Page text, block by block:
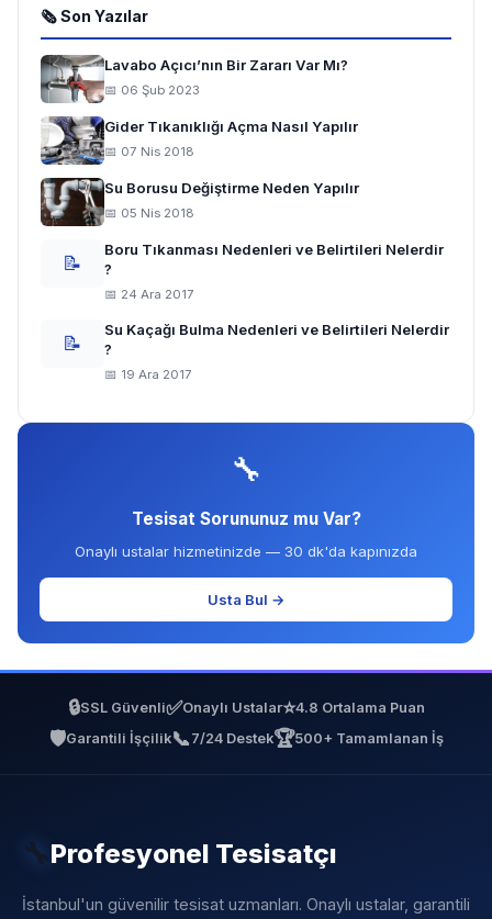
🗞 Son Yazılar
Lavabo Açıcı’nın Bir Zararı Var Mı?
📅 06 Şub 2023
Gider Tıkanıklığı Açma Nasıl Yapılır
📅 07 Nis 2018
Su Borusu Değiştirme Neden Yapılır
📅 05 Nis 2018
📝
Boru Tıkanması Nedenleri ve Belirtileri Nelerdir
?
📅 24 Ara 2017
📝
Su Kaçağı Bulma Nedenleri ve Belirtileri Nelerdir
?
📅 19 Ara 2017
🔧
Tesisat Sorununuz mu Var?
Onaylı ustalar hizmetinizde — 30 dk'da kapınızda
Usta Bul →
🔒SSL Güvenli✅Onaylı Ustalar⭐4.8 Ortalama Puan
🛡️Garantili İşçilik📞 7/24 Destek🏆500+ Tamamlanan İş
🔧Profesyonel Tesisatçı
İstanbul'un güvenilir tesisat uzmanları. Onaylı ustalar, garantili